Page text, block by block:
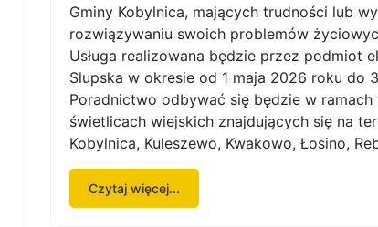
Gminy Kobylnica, mających trudności lub
rozwiązywaniu swoich problemów
Usługa realizowana będzie przez podmiot
Słupska w okresie od 1 maja 2026 roku do
Poradnictwo odbywać się będzie w
świetlicach wiejskich znajdujących się na
Kobylnica, Kuleszewo, Kwakowo, Łosino,
Czytaj więcej...